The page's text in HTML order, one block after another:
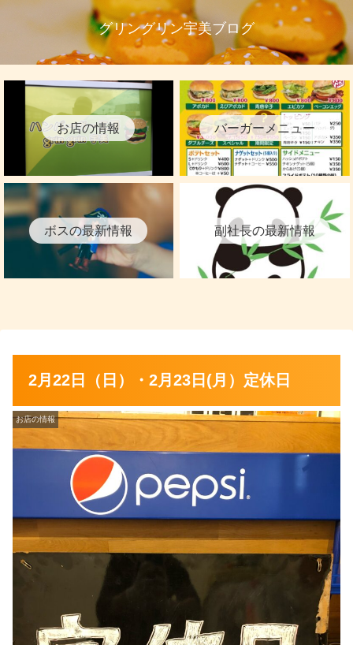
グリングリン宇美ブログ
お店の情報 バーガーメニュー
ボスの最新情報 副社長の最新情報
2月22日（日）・2月23日(月）定休日
お店の情報